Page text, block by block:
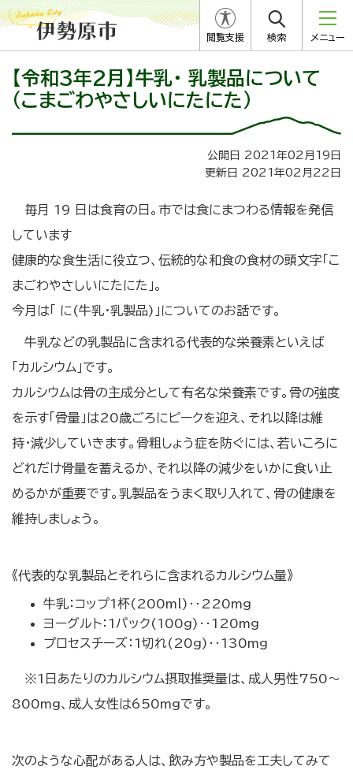
閲覧支援 検索 メニュー
【令和3年2月】牛乳・ 乳製品について
（こまごわやさしいにたにた）
公開日 2021年02月19日
更新日 2021年02月22日
毎月 19 日は食育の日。市では食にまつわる情報を発信
しています
健康的な食生活に役立つ、伝統的な和食の食材の頭文字「こ
まごわやさしいにたにた」。
今月は「 に(牛乳・乳製品)」についてのお話です。
牛乳などの乳製品に含まれる代表的な栄養素といえば
「カルシウム」です。
カルシウムは骨の主成分として有名な栄養素です。骨の強度
を示す「骨量」は20歳ごろにピークを迎え、それ以降は維
持・減少していきます。骨粗しょう症を防ぐには、若いころに
どれだけ骨量を蓄えるか、それ以降の減少をいかに食い止
めるかが重要です。乳製品をうまく取り入れて、骨の健康を
維持しましょう。
《代表的な乳製品とそれらに含まれるカルシウム量》
牛乳：コップ1杯(200ml)‥220mg
ヨーグルト：1パック(100g)‥120mg
プロセスチーズ：1切れ(20g)‥130mg
※1日あたりのカルシウム摂取推奨量は、成人男性750～
800mg、成人女性は650mgです。
次のような心配がある人は、飲み方や製品を工夫してみて